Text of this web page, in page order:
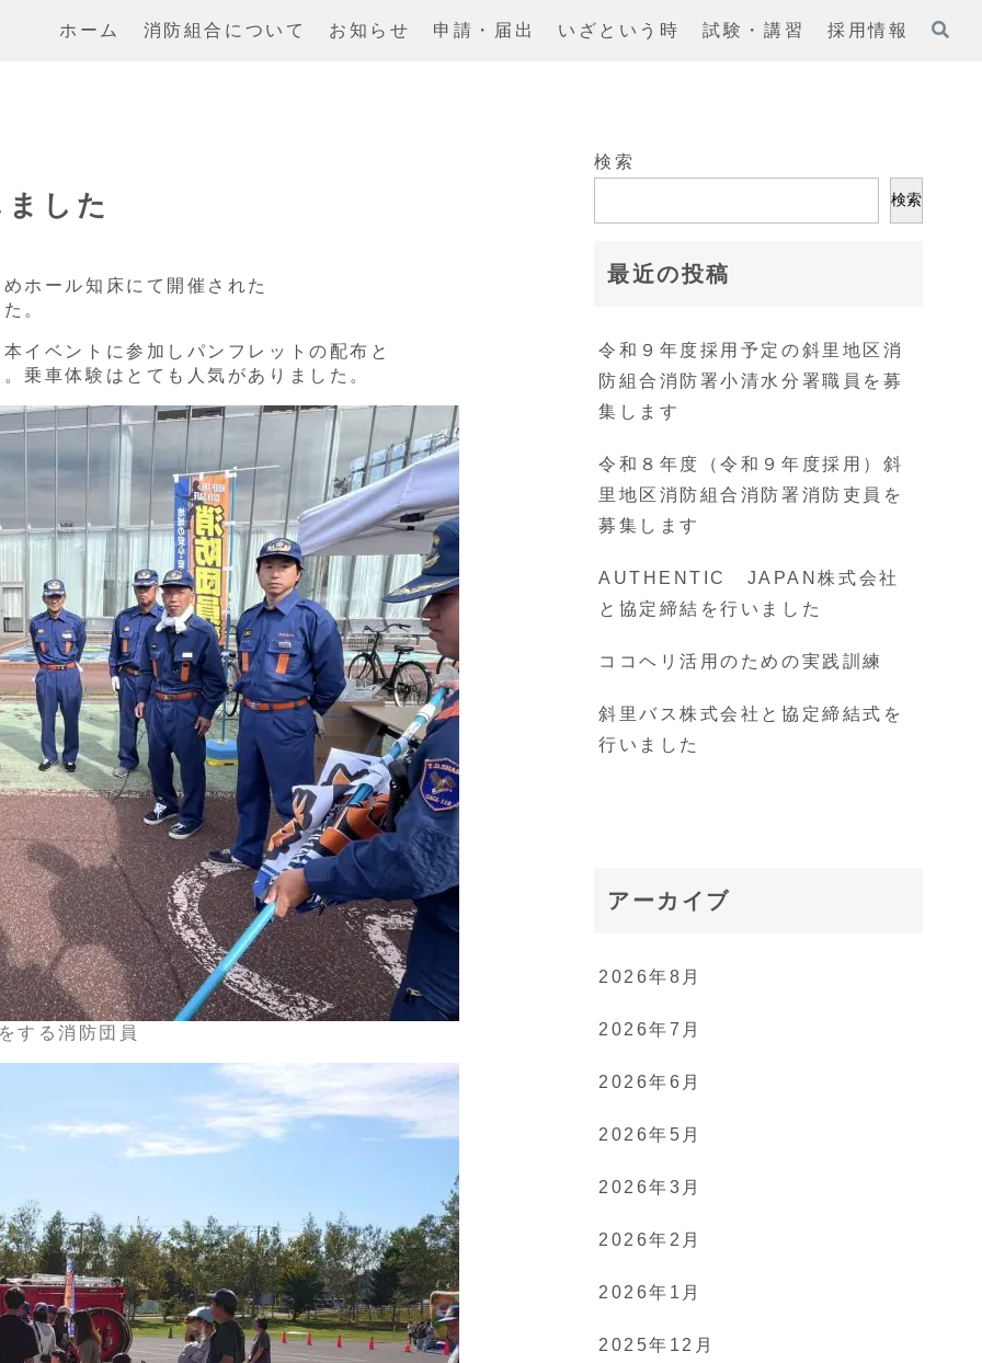
ホーム 消防組合について お知らせ 申請・届出 いざという時 試験・講習 採用情報
した
ホール知床にて開催された
。
ベントに参加しパンフレットの配布と
乗車体験はとても人気がありました。
する消防団員
検索
検索
最近の投稿
令和９年度採用予定の斜里地区消
防組合消防署小清水分署職員を募
集します
令和８年度（令和９年度採用）斜
里地区消防組合消防署消防吏員を
募集します
AUTHENTIC JAPAN株式会社
と協定締結を行いました
ココヘリ活用のための実践訓練
斜里バス株式会社と協定締結式を
行いました
アーカイブ
2026年8月
2026年7月
2026年6月
2026年5月
2026年3月
2026年2月
2026年1月
2025年12月